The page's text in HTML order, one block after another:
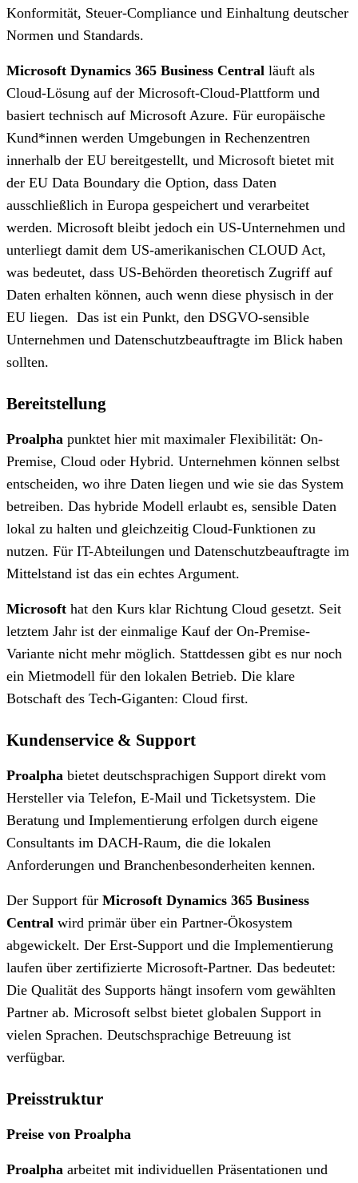
Konformität, Steuer-Compliance und Einhaltung deutscher
Normen und Standards.
Microsoft Dynamics 365 Business Central läuft als
Cloud‑Lösung auf der Microsoft‑Cloud‑Plattform und
basiert technisch auf Microsoft Azure. Für europäische
Kund*innen werden Umgebungen in Rechenzentren
innerhalb der EU bereitgestellt, und Microsoft bietet mit
der EU Data Boundary die Option, dass Daten
ausschließlich in Europa gespeichert und verarbeitet
werden. Microsoft bleibt jedoch ein US‑Unternehmen und
unterliegt damit dem US‑amerikanischen CLOUD Act,
was bedeutet, dass US‑Behörden theoretisch Zugriff auf
Daten erhalten können, auch wenn diese physisch in der
EU liegen. Das ist ein Punkt, den DSGVO-sensible
Unternehmen und Datenschutzbeauftragte im Blick haben
sollten.
Bereitstellung
Proalpha punktet hier mit maximaler Flexibilität: On-
Premise, Cloud oder Hybrid. Unternehmen können selbst
entscheiden, wo ihre Daten liegen und wie sie das System
betreiben. Das hybride Modell erlaubt es, sensible Daten
lokal zu halten und gleichzeitig Cloud-Funktionen zu
nutzen. Für IT-Abteilungen und Datenschutzbeauftragte im
Mittelstand ist das ein echtes Argument.
Microsoft hat den Kurs klar Richtung Cloud gesetzt. Seit
letztem Jahr ist der einmalige Kauf der On-Premise-
Variante nicht mehr möglich. Stattdessen gibt es nur noch
ein Mietmodell für den lokalen Betrieb. Die klare
Botschaft des Tech-Giganten: Cloud first.
Kundenservice & Support
Proalpha bietet deutschsprachigen Support direkt vom
Hersteller via Telefon, E-Mail und Ticketsystem. Die
Beratung und Implementierung erfolgen durch eigene
Consultants im DACH-Raum, die die lokalen
Anforderungen und Branchenbesonderheiten kennen.
Der Support für Microsoft Dynamics 365 Business
Central wird primär über ein Partner-Ökosystem
abgewickelt. Der Erst-Support und die Implementierung
laufen über zertifizierte Microsoft-Partner. Das bedeutet:
Die Qualität des Supports hängt insofern vom gewählten
Partner ab. Microsoft selbst bietet globalen Support in
vielen Sprachen. Deutschsprachige Betreuung ist
verfügbar.
Preisstruktur
Preise von Proalpha
Proalpha arbeitet mit individuellen Präsentationen und